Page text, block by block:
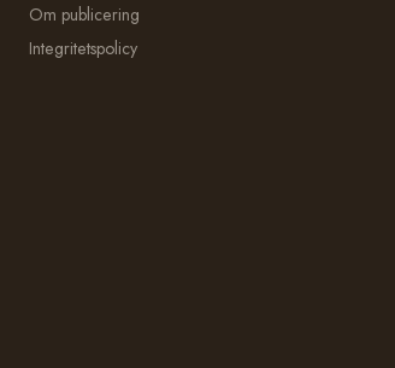
Om publicering
Integritetspolicy